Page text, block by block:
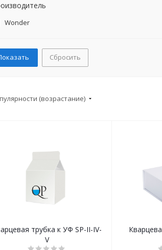
Wonder
Сбросить
(возрастание)
трубка к УФ SP-II-IV-
V